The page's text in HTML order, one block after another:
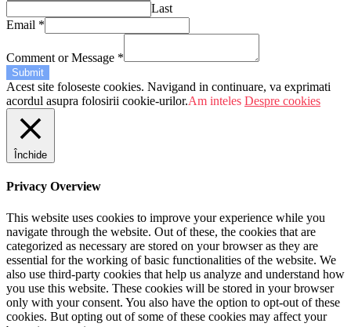
Last
Email *
Comment or Message *
Submit
Acest site foloseste cookies. Navigand in continuare, va exprimati
acordul asupra folosirii cookie-urilor.Am inteles Despre cookies
Închide
Privacy Overview
This website uses cookies to improve your experience while you
navigate through the website. Out of these, the cookies that are
categorized as necessary are stored on your browser as they are
essential for the working of basic functionalities of the website. We
also use third-party cookies that help us analyze and understand how
you use this website. These cookies will be stored in your browser
only with your consent. You also have the option to opt-out of these
cookies. But opting out of some of these cookies may affect your